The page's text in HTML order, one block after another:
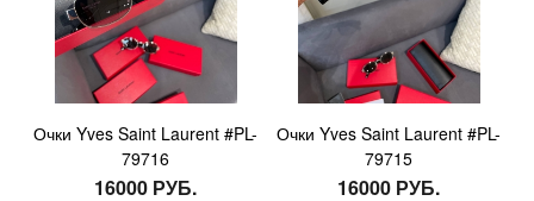
Очки Yves Saint Laurent #PL-
79716
16000 РУБ.
Очки Yves Saint Laurent #PL-
79715
16000 РУБ.